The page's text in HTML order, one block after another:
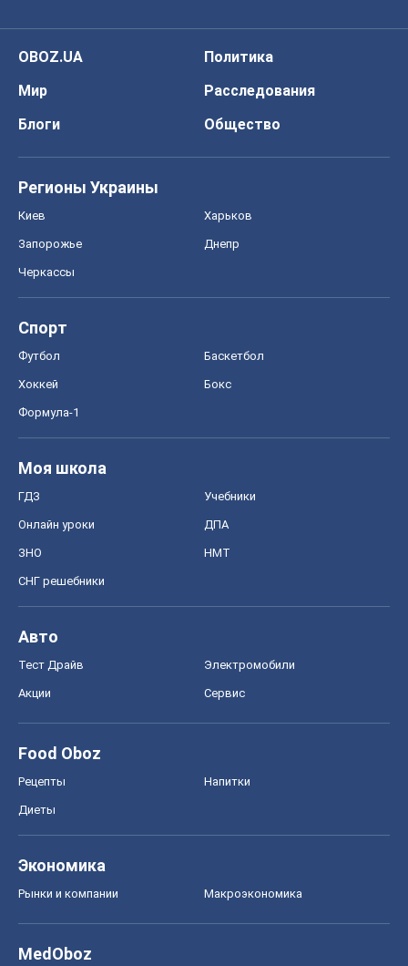
OBOZ.UA
Политика
Мир
Расследования
Блоги
Общество
Регионы Украины
Киев Харьков
Запорожье Днепр
Черкассы
Спорт
Футбол Баскетбол
Хоккей Бокс
Формула-1
Моя школа
ГДЗ Учебники
Онлайн уроки ДПА
ЗНО НМТ
СНГ решебники
Авто
Тест Драйв Электромобили
Акции Сервис
Food Oboz
Рецепты Напитки
Диеты
Экономика
Рынки и компании Mакроэкономика
MedOboz